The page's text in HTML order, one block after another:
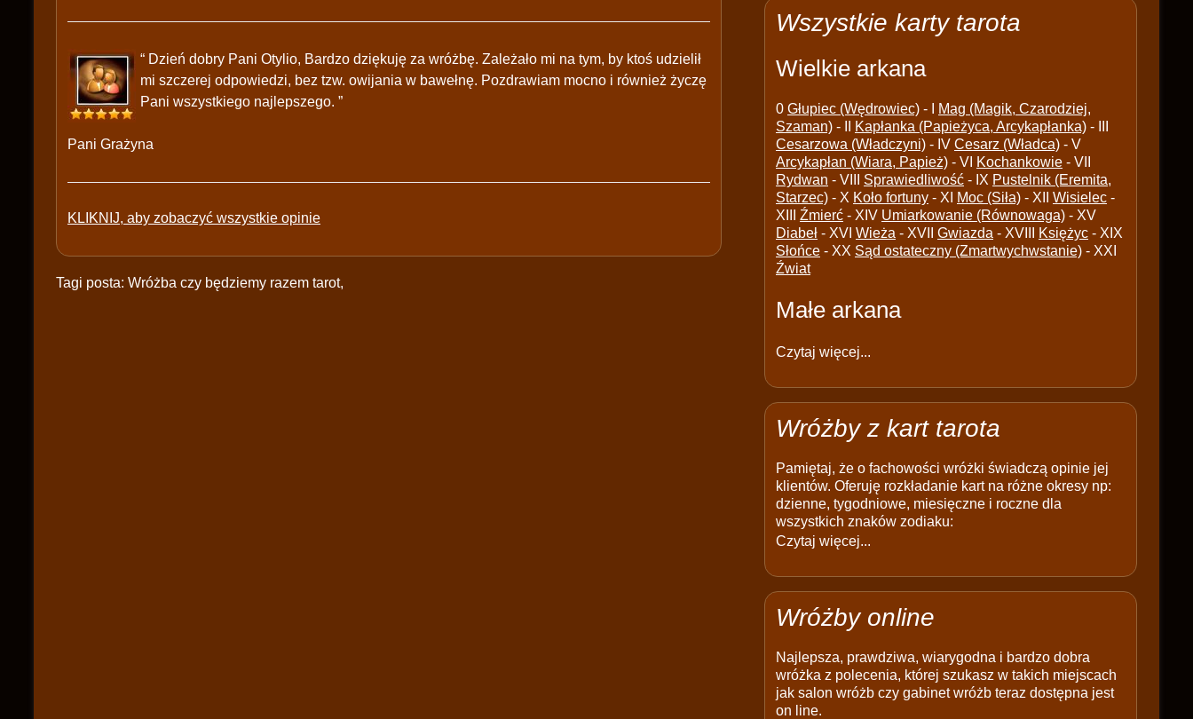
“ Dzień dobry Pani Otylio, Bardzo dziękuję za wróżbę. Zależało mi na tym, by ktoś udzielił
mi szczerej odpowiedzi, bez tzw. owijania w bawełnę. Pozdrawiam mocno i również życzę
Pani wszystkiego najlepszego. ”
Pani Grażyna
KLIKNIJ, aby zobaczyć wszystkie opinie
Tagi posta: Wróżba czy będziemy razem tarot,
Wszystkie karty tarota
Wielkie arkana
0 Głupiec (Wędrowiec) - I
Mag (Magik, Czarodziej,
Szaman) - II Kapłanka (Papieżyca, Arcykapłanka) - III
Cesarzowa (Władczyni) - IV Cesarz (Władca) - V
Arcykapłan (Wiara, Papież) - VI Kochankowie - VII
Rydwan - VIII Sprawiedliwość - IX Pustelnik (Eremita,
Starzec) - X Koło fortuny - XI Moc (Siła) - XII Wisielec -
XIII Źmierć - XIV Umiarkowanie (Równowaga) - XV
Diabeł - XVI Wieża - XVII Gwiazda - XVIII Księżyc - XIX
Słońce - XX Sąd ostateczny (Zmartwychwstanie) - XXI
Źwiat
Małe arkana
Czytaj więcej...
Wróżby z kart tarota
Pamiętaj, że o fachowości wróżki świadczą opinie jej
klientów. Oferuję rozkładanie kart na różne okresy np:
dzienne, tygodniowe, miesięczne i roczne dla
wszystkich znaków zodiaku:
Czytaj więcej...
Wróżby online
Najlepsza, prawdziwa, wiarygodna i bardzo dobra
wróżka z polecenia, której szukasz w takich miejscach
jak salon wróżb czy gabinet wróżb teraz dostępna jest
on line.